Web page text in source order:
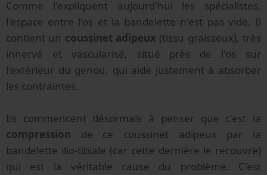
Comme l'expliquent aujourd'hui les spécialistes,
l'espace entre l'os et la bandelette n'est pas vide. Il
contient un coussinet adipeux (tissu graisseux), très
innervé et vascularisé, situé près de l'os sur
l'extérieur du genou, qui aide justement à absorber
les contraintes.
Ils commencent désormais à penser que c'est la
compression de ce coussinet adipeux par la
bandelette ilio-tibiale (car cette dernière le recouvre)
qui est la véritable cause du problème. C'est